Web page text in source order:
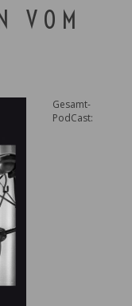
VOM
Gesamt-
PodCast: